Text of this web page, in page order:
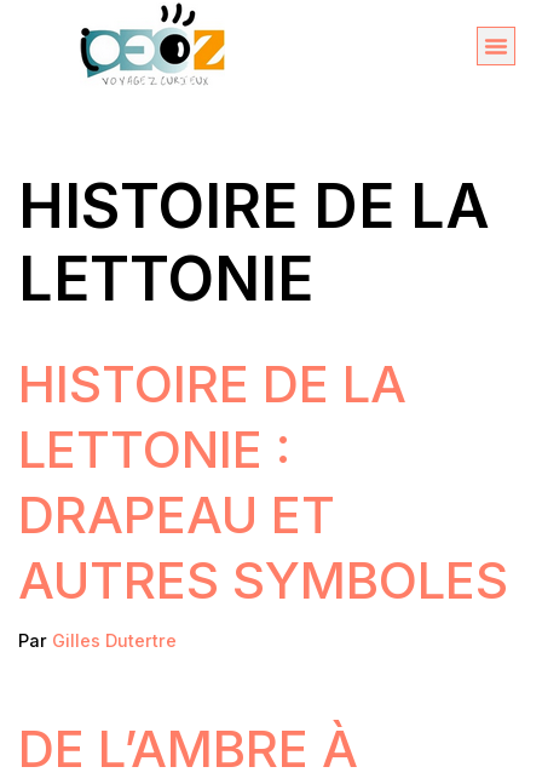
HISTOIRE DE LA
LETTONIE
HISTOIRE DE LA
LETTONIE :
DRAPEAU ET
AUTRES SYMBOLES
Par Gilles Dutertre
DE L’AMBRE À